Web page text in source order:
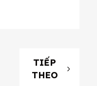
TIẾP
THEO